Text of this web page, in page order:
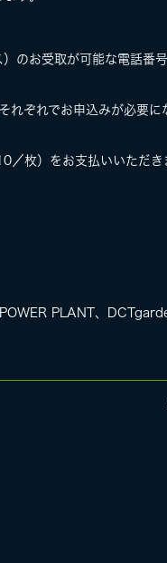
のお受取が可能な電話番
れぞれでお申込みが必要に
／枚）をお支払いいただき
PLANT、